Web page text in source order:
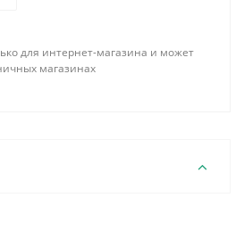
для интернет-магазина и может
магазинах